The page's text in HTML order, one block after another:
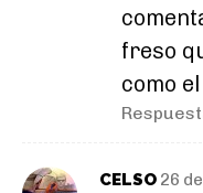
freso
como
CELSO 26